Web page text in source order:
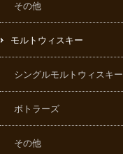
その他
モルトウィスキー
シングルモルトウィスキー
ボトラーズ
その他